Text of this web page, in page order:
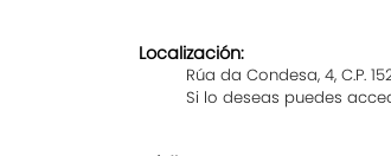
Localización:
Rúa da Condesa, 4, C.P.
Si lo deseas puedes